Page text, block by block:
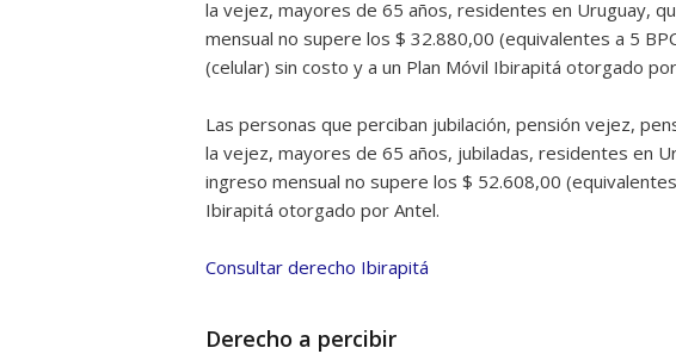
la vejez, mayores de 65 años, residentes en Uruguay,
mensual no supere los $ 32.880,00 (equivalentes a 5
(celular) sin costo y a un Plan Móvil Ibirapitá otorgado
Las personas que perciban jubilación, pensión vejez,
la vejez, mayores de 65 años, jubiladas, residentes en
ingreso mensual no supere los $ 52.608,00
Ibirapitá otorgado por Antel.
Consultar derecho Ibirapitá
Derecho a percibir